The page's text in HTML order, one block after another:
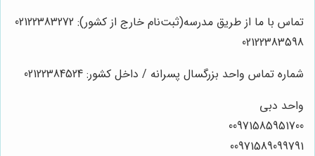
تماس با ما از طریق مدرسه(ثبت‌نام خارج از کشور): 02122383272
02122383598
شماره تماس واحد بزرگسال پسرانه / داخل کشور: 02122384524
واحد دبی
00971585951700
00971589099791